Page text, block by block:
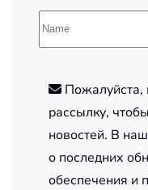
Пожалуйста,
рассылку,
новостей. В
о последних
обеспечения и